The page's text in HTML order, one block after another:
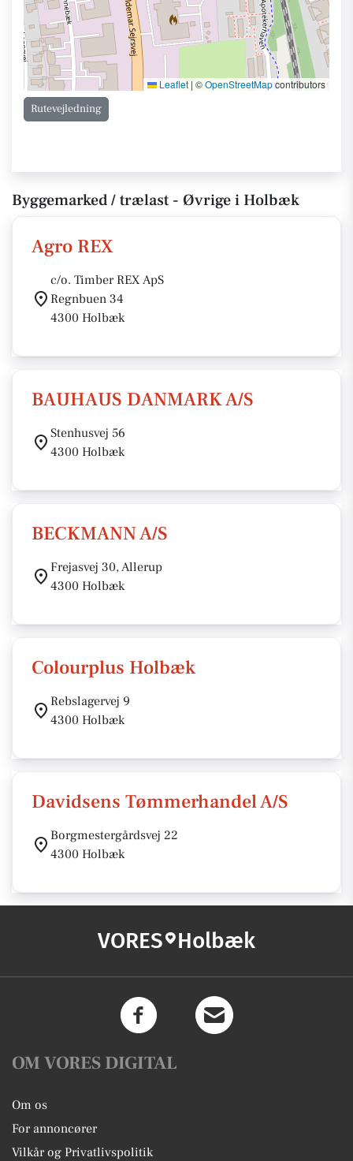
Leaflet | ©OpenStreetMapcontributors
Rutevejledning
Byggemarked / trælast - Øvrige i Holbæk
Agro REX
c/o. Timber REX ApS
Regnbuen 34
4300 Holbæk
BAUHAUS DANMARK A/S
Stenhusvej 56
4300 Holbæk
BECKMANN A/S
Frejasvej 30, Allerup
4300 Holbæk
Colourplus Holbæk
Rebslagervej 9
4300 Holbæk
Davidsens Tømmerhandel A/S
Borgmestergårdsvej 22
4300 Holbæk
VORES Holbæk
OM VORES DIGITAL
Om os
For annoncører
Vilkår og Privatlivspolitik